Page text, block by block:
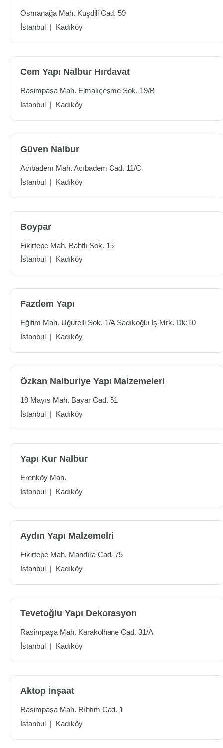
Osmanağa Mah. Kuşdili Cad. 59
İstanbul | Kadıköy
Cem Yapı Nalbur Hırdavat
Rasimpaşa Mah. Elmalıçeşme Sok. 19/B
İstanbul | Kadıköy
Güven Nalbur
Acıbadem Mah. Acıbadem Cad. 11/C
İstanbul | Kadıköy
Boypar
Fikirtepe Mah. Bahtlı Sok. 15
İstanbul | Kadıköy
Fazdem Yapı
Eğitim Mah. Uğurelli Sok. 1/A Sadıkoğlu İş Mrk. Dk:10
İstanbul | Kadıköy
Özkan Nalburiye Yapı Malzemeleri
19 Mayıs Mah. Bayar Cad. 51
İstanbul | Kadıköy
Yapı Kur Nalbur
Erenköy Mah.
İstanbul | Kadıköy
Aydın Yapı Malzemelri
Fikirtepe Mah. Mandıra Cad. 75
İstanbul | Kadıköy
Tevetoğlu Yapı Dekorasyon
Rasimpaşa Mah. Karakolhane Cad. 31/A
İstanbul | Kadıköy
Aktop İnşaat
Rasimpaşa Mah. Rıhtım Cad. 1
İstanbul | Kadıköy